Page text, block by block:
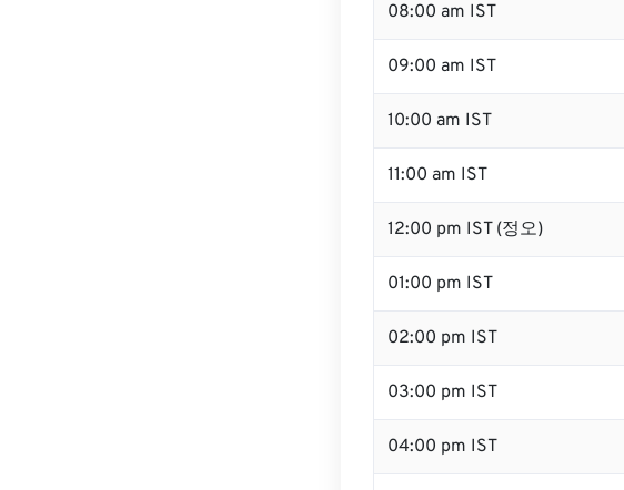
08:00 am IST
09:00 am IST
10:00 am IST
11:00 am IST
12:00 pm IST (정오)
01:00 pm IST
02:00 pm IST
03:00 pm IST
04:00 pm IST